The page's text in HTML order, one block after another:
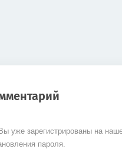
уже зарегистрированы на
пароля.